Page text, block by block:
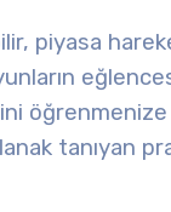
piyasa
öğrenmenize
tanıyan